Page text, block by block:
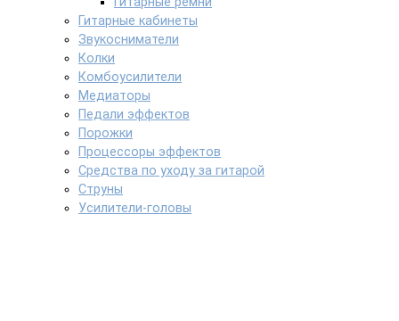
Гитарные кабинеты
Звукосниматели
Колки
Комбоусилители
Медиаторы
Педали эффектов
Порожки
Процессоры эффектов
Средства по уходу за гитарой
Струны
Усилители-головы